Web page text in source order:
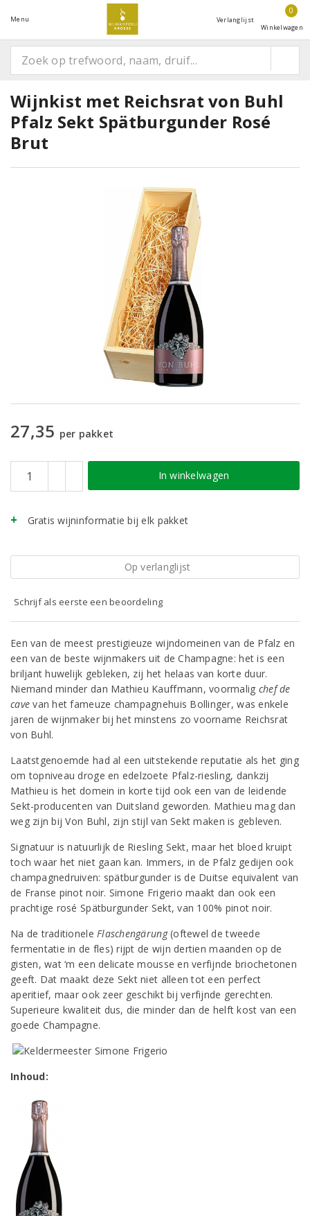
Menu Verlanglijst
0
Winkelwagen
Wijnkist met Reichsrat von Buhl
Pfalz Sekt Spätburgunder Rosé
Brut
27,35 per pakket
In winkelwagen
Gratis wijninformatie bij elk pakket
Op verlanglijst
Schrijf als eerste een beoordeling
Een van de meest prestigieuze wijndomeinen van de Pfalz en
een van de beste wijnmakers uit de Champagne: het is een
briljant huwelijk gebleken, zij het helaas van korte duur.
Niemand minder dan Mathieu Kauffmann, voormalig chef de
cave van het fameuze champagnehuis Bollinger, was enkele
jaren de wijnmaker bij het minstens zo voorname Reichsrat
von Buhl.
Laatstgenoemde had al een uitstekende reputatie als het ging
om topniveau droge en edelzoete Pfalz-riesling, dankzij
Mathieu is het domein in korte tijd ook een van de leidende
Sekt-producenten van Duitsland geworden. Mathieu mag dan
weg zijn bij Von Buhl, zijn stijl van Sekt maken is gebleven.
Signatuur is natuurlijk de Riesling Sekt, maar het bloed kruipt
toch waar het niet gaan kan. Immers, in de Pfalz gedijen ook
champagnedruiven: spätburgunder is de Duitse equivalent van
de Franse pinot noir. Simone Frigerio maakt dan ook een
prachtige rosé Spätburgunder Sekt, van 100% pinot noir.
Na de traditioneleFlaschengärung(oftewel de tweede
fermentatie in de fles) rijpt de wijn dertien maanden op de
gisten, wat ‘m een delicate mousse en verfijnde briochetonen
geeft. Dat maakt deze Sekt niet alleen tot een perfect
aperitief, maar ook zeer geschikt bij verfijnde gerechten.
Superieure kwaliteit dus, die minder dan de helft kost van een
goede Champagne.
Inhoud: